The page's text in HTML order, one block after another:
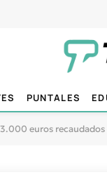
PUNTALES
euros